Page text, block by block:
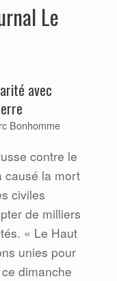
Le
avec
Bonhomme
contre le
causé la mort
civiles
de milliers
« Le Haut
unies pour
dimanche